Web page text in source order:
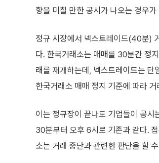
향을 미칠 만한 공시가 나오는 경우가
정규 시장에서 넥스트레이드(40분)
다. 한국거래소는 매매를 30분간 정
래를 재개하는데, 넥스트레이드는 단
한국거래소 매매 정지 기준에 따라
이는 정규장이 끝나도 기업들이 공시
30분부터 오후 6시로 기존과 같다.
소는 거래 중단과 관련한 판단을 할